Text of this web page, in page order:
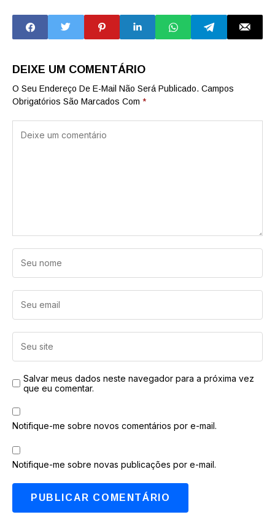
100 inovações
educacionais mais
impactantes do
vistas no Palácio
dos Bandeirantes
DEIXE UM COMENTÁRIO
O Seu Endereço De E-Mail Não Será Publicado. Campos
Obrigatórios São Marcados Com *
Salvar meus dados neste navegador para a próxima vez
que eu comentar.
Notifique-me sobre novos comentários por e-mail.
Notifique-me sobre novas publicações por e-mail.